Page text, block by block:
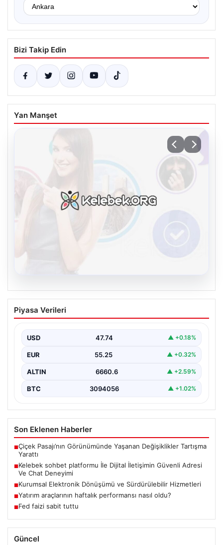
Bizi Takip Edin
Yan Manşet
Kelebek sohbet platformu İle Dijital
İletişimin Güvenli Adresi Ve Chat
İnternet çağında bireylerin seviyeli bir biçimde iletişim
birçok…
Piyasa Verileri
USD 47.74 ▲ +0.18%
EUR 55.25 ▲ +0.32%
ALTIN 6660.6 ▲ +2.59%
BTC 3094056 ▲ +1.02%
Son Eklenen Haberler
■Çiçek Pasajı’nın Görünümünde Yaşanan Değişiklikler Tartışma
Yarattı
■Kelebek sohbet platformu İle Dijital İletişimin Güvenli Adresi
Ve Chat Deneyimi
■Kurumsal Elektronik Dönüşümü ve Sürdürülebilir Hizmetleri
■Yatırım araçlarının haftalık performansı nasıl oldu?
■Fed faizi sabit tuttu
Güncel